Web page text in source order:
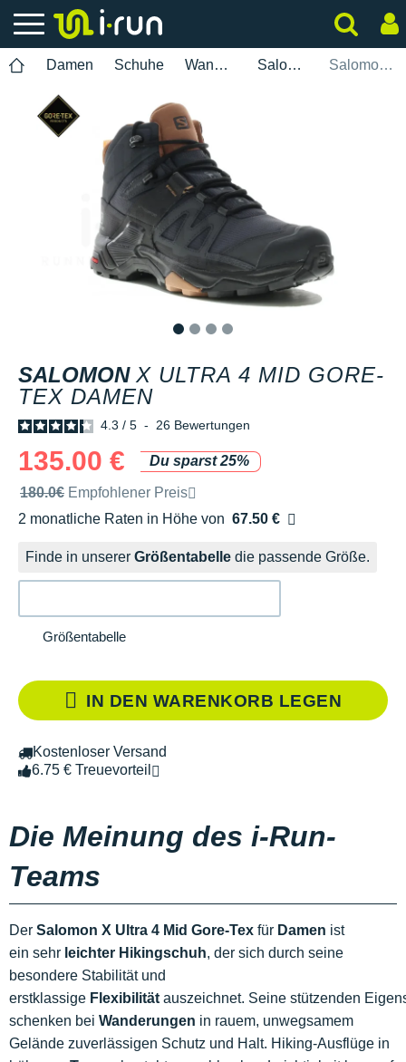
Damen Schuhe Wanderung Salomon Salomon X Ultra 4 Mid Gore-Tex Damen
SALOMON X ULTRA 4 MID GORE-
TEX DAMEN
4.3 / 5 - 26 Bewertungen
135.00 €
Du sparst 25%
Unverbindliche Preisempfehlung der Marke
180.0€ Empfohlener Preis
2 monatliche Raten in Höhe von 67.50 €
Ohne Zusatzkosten
Finde in unserer Größentabelle die passende Größe.
Größentabelle
IN DEN WARENKORB LEGEN
Kostenloser Versand
6.75 € Treuevorteil
Die Meinung des i-Run-
Teams
Der Salomon X Ultra 4 Mid Gore-Tex für Damen ist
ein sehr leichter Hikingschuh, der sich durch seine
besondere Stabilität und
erstklassige Flexibilität auszeichnet. Seine stützenden
schenken bei Wanderungen in rauem, unwegsamem
Gelände zuverlässigen Schutz und Halt. Hiking-Ausflüge in